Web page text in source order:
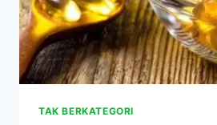
TAK BERKATEGORI